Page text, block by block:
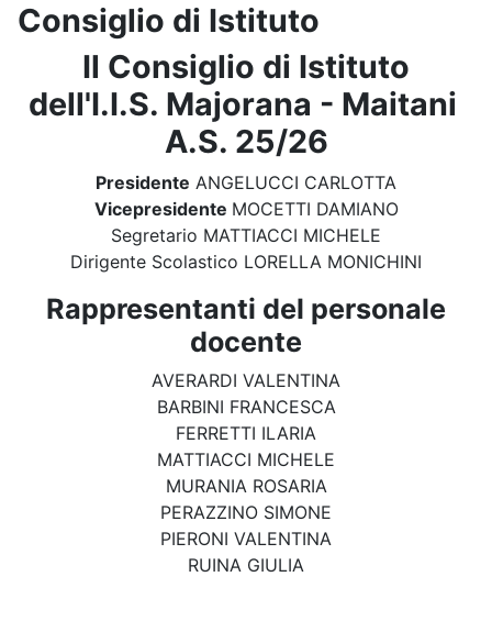
Consiglio di Istituto
Il Consiglio di Istituto
dell'I.I.S. Majorana - Maitani
A.S. 25/26
Presidente ANGELUCCI CARLOTTA
Vicepresidente MOCETTI DAMIANO
Segretario MATTIACCI MICHELE
Dirigente Scolastico LORELLA MONICHINI
Rappresentanti del personale
docente
AVERARDI VALENTINA
BARBINI FRANCESCA
FERRETTI ILARIA
MATTIACCI MICHELE
MURANIA ROSARIA
PERAZZINO SIMONE
PIERONI VALENTINA
RUINA GIULIA